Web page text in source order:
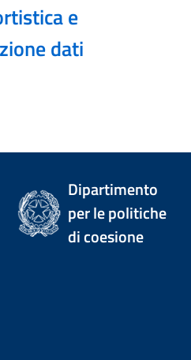
e
dati
Dipartimento
per le politiche
di coesione